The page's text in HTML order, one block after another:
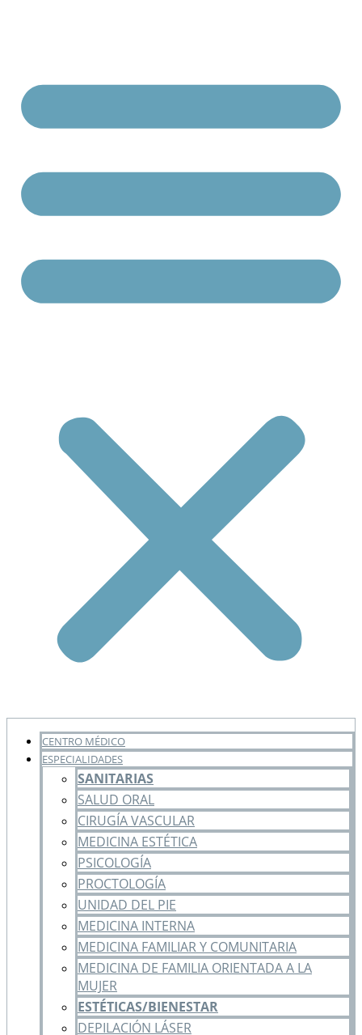
CENTRO MÉDICO
ESPECIALIDADES
SANITARIAS
SALUD ORAL
CIRUGÍA VASCULAR
MEDICINA ESTÉTICA
PSICOLOGÍA
PROCTOLOGÍA
UNIDAD DEL PIE
MEDICINA INTERNA
MEDICINA FAMILIAR Y COMUNITARIA
MEDICINA DE FAMILIA ORIENTADA A LA
MUJER
ESTÉTICAS/BIENESTAR
DEPILACIÓN LÁSER